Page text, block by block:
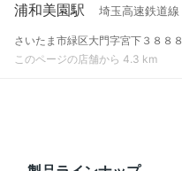
浦和美園駅 埼玉高速鉄道線
さいたま市緑区大門字宮下３８８８
このページの店舗から 4.3 km